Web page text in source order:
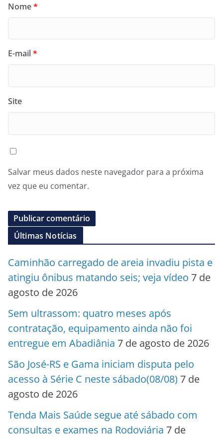
Nome*
E-mail*
Site
Salvar meus dados neste navegador para a próxima
vez que eu comentar.
Últimas Notícias
Caminhão carregado de areia invadiu pista e
atingiu ônibus matando seis; veja vídeo 7 de
agosto de 2026
Sem ultrassom: quatro meses após
contratação, equipamento ainda não foi
entregue em Abadiânia 7 de agosto de 2026
São José-RS e Gama iniciam disputa pelo
acesso à Série C neste sábado(08/08) 7 de
agosto de 2026
Tenda Mais Saúde segue até sábado com
consultas e exames na Rodoviária 7 de